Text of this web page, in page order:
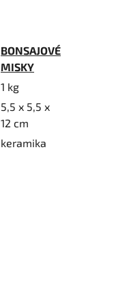
BONSAJOVÉ
MISKY
1 kg
5,5 x 5,5 x
12 cm
keramika